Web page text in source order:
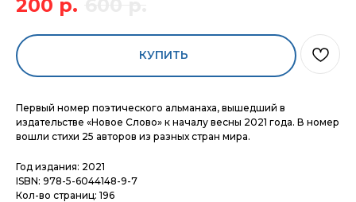
200 р.
КУПИТЬ
Первый номер поэтического альманаха, вышедший в
издательстве «Новое Слово» к началу весны 2021 года. В номер
вошли стихи 25 авторов из разных стран мира.
Год издания: 2021
ISBN: 978-5-6044148-9-7
Кол-во страниц: 196